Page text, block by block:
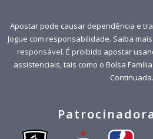
Apostar pode causar dependência e
Jogue com responsabilidade. Saiba
responsável. É proibido apostar
assistenciais, tais como o Bolsa
Continuada.